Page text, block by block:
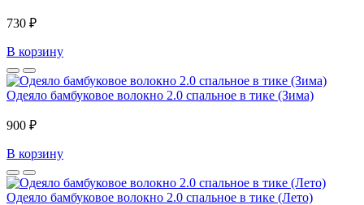
730 ₽
В корзину
Одеяло бамбуковое волокно 2.0 спальное в тике (Зима)
900 ₽
В корзину
Одеяло бамбуковое волокно 2.0 спальное в тике (Лето)